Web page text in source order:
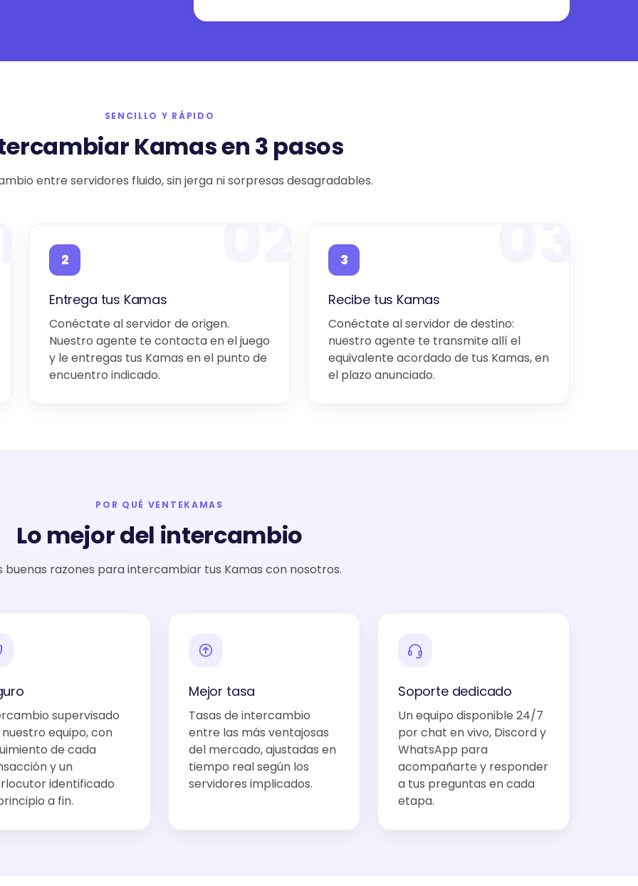
SENCILLO Y RÁPIDO
Kamas en 3 pasos
entre servidores fluido, sin jerga ni sorpresas desagradables.
2
Entrega tus Kamas
Conéctate al servidor de origen.
Nuestro agente te contacta en el juego
y le entregas tus Kamas en el punto de
encuentro indicado.
3
Recibe tus Kamas
Conéctate al servidor de destino:
nuestro agente te transmite allí el
equivalente acordado de tus Kamas, en
el plazo anunciado.
POR QUÉ VENTEKAMAS
Lo mejor del intercambio
buenas razones para intercambiar tus Kamas con nosotros.
supervisado
equipo, con
de cada
y un
identificado
a fin.
Mejor tasa
Tasas de intercambio
entre las más ventajosas
del mercado, ajustadas en
tiempo real según los
servidores implicados.
Soporte dedicado
Un equipo disponible 24/7
por chat en vivo, Discord y
WhatsApp para
acompañarte y responder
a tus preguntas en cada
etapa.